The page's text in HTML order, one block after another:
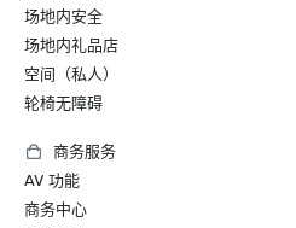
场地内安全
场地内礼品店
空间（私人）
轮椅无障碍
商务服务
AV 功能
商务中心